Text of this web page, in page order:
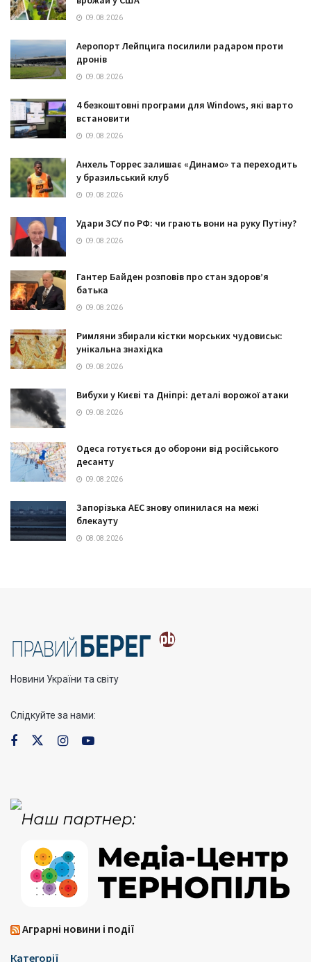
09.08.2026
Аеропорт Лейпцига посилили радаром проти
дронів
09.08.2026
4 безкоштовні програми для Windows, які варто
встановити
09.08.2026
Анхель Торрес залишає «Динамо» та переходить
у бразильський клуб
09.08.2026
Удари ЗСУ по РФ: чи грають вони на руку Путіну?
09.08.2026
Гантер Байден розповів про стан здоров’я
батька
09.08.2026
Римляни збирали кістки морських чудовиськ:
унікальна знахідка
09.08.2026
Вибухи у Києві та Дніпрі: деталі ворожої атаки
09.08.2026
Одеса готується до оборони від російського
десанту
09.08.2026
Запорізька АЕС знову опинилася на межі
блекауту
08.08.2026
Новини України та світу
Слідкуйте за нами:
Аграрні новини і події
Категорії